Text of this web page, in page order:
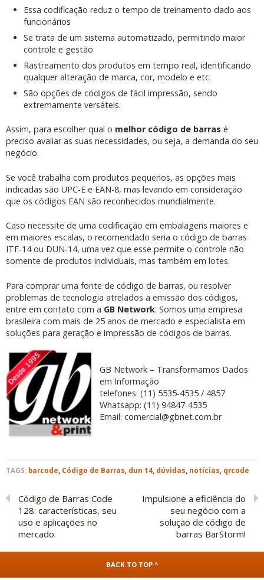
Essa codificação reduz o tempo de treinamento dado aos
funcionários
Se trata de um sistema automatizado, permitindo maior
controle e gestão
Rastreamento dos produtos em tempo real, identificando
qualquer alteração de marca, cor, modelo e etc.
São opções de códigos de fácil impressão, sendo
extremamente versáteis.
Assim, para escolher qual o melhor código de barras é
preciso avaliar as suas necessidades, ou seja, a demanda do seu
negócio.
Se você trabalha com produtos pequenos, as opções mais
indicadas são UPC-E e EAN-8, mas levando em consideração
que os códigos EAN são reconhecidos mundialmente.
Caso necessite de uma codificação em embalagens maiores e
em maiores escalas, o recomendado seria o código de barras
ITF-14 ou DUN-14, uma vez que esse permite o controle não
somente de produtos individuais, mas também em lotes.
Para comprar uma fonte de código de barras, ou resolver
problemas de tecnologia atrelados a emissão dos códigos,
entre em contato com a GB Network. Somos uma empresa
brasileira com mais de 25 anos de mercado e especialista em
soluções para geração e impressão de códigos de barras.
GB Network – Transformamos Dados
em Informação
telefones: (11) 5535-4535 / 4857
Whatsapp: (11) 94847-4535
Email: comercial@gbnet.com.br
TAGS: barcode, Código de Barras, dun 14, dúvidas, notícias, qrcode
Código de Barras Code
128: características, seu
uso e aplicações no
mercado.
Impulsione a eficiência do
seu negócio com a
solução de código de
barras BarStorm!
BACK TO TOP ^